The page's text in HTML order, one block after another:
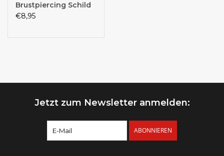
Brustpiercing Schild
€8,95
Jetzt zum Newsletter anmelden:
ABONNIEREN